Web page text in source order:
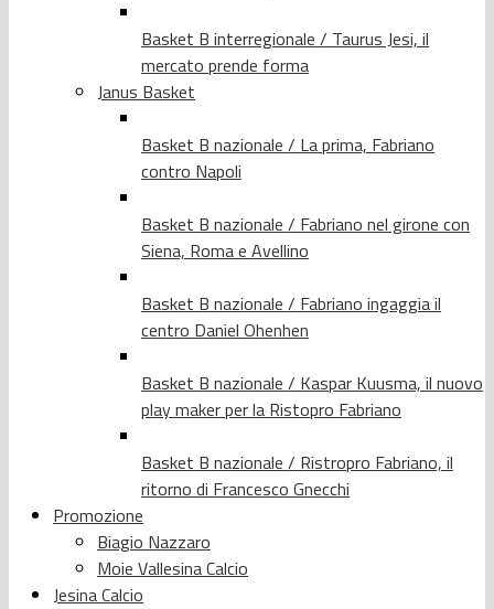
Basket B interregionale / Taurus Jesi, il
mercato prende forma
Janus Basket
Basket B nazionale / La prima, Fabriano
contro Napoli
Basket B nazionale / Fabriano nel girone con
Siena, Roma e Avellino
Basket B nazionale / Fabriano ingaggia il
centro Daniel Ohenhen
Basket B nazionale / Kaspar Kuusma, il nuovo
play maker per la Ristopro Fabriano
Basket B nazionale / Ristropro Fabriano, il
ritorno di Francesco Gnecchi
Promozione
Biagio Nazzaro
Moie Vallesina Calcio
Jesina Calcio